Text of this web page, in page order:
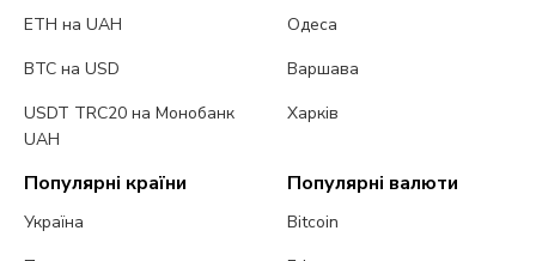
ETH на UAH
BTC на USD
USDT TRC20 на Монобанк
UAH
Одеса
Варшава
Харків
Популярні країни
Україна
Популярні валюти
Bitcoin